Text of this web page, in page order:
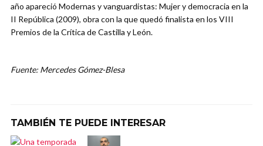
año apareció Modernas y vanguardistas: Mujer y democracia en la
II República (2009), obra con la que quedó finalista en los VIII
Premios de la Crítica de Castilla y León.
Fuente: Mercedes Gómez-Blesa
TAMBIÉN TE PUEDE INTERESAR